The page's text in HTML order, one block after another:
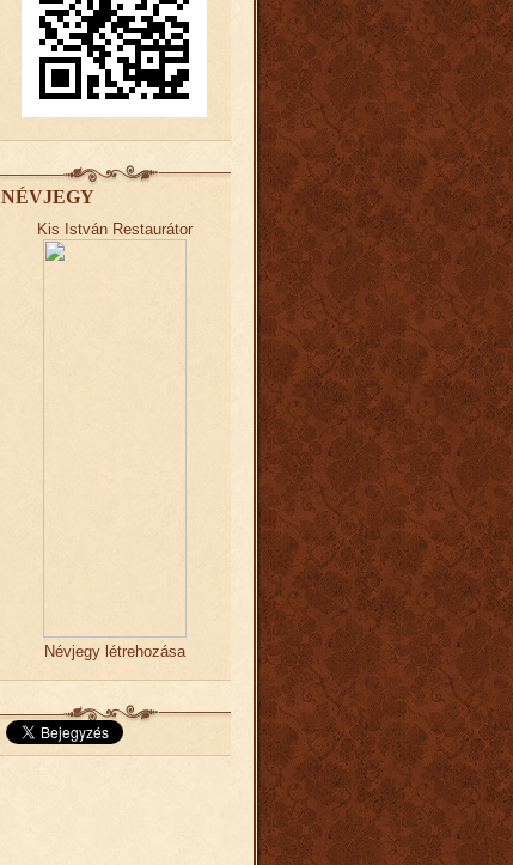
NÉVJEGY
Kis István Restaurátor
Névjegy létrehozása